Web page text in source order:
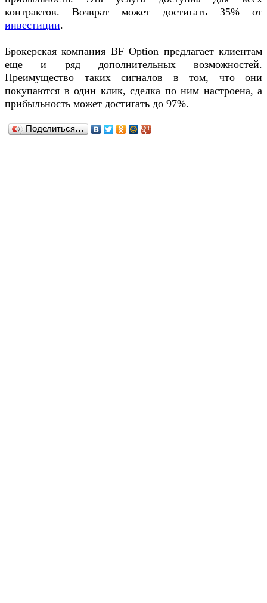
контрактов. Возврат может достигать 35% от
инвестиции.
Брокерская компания BF Option предлагает клиентам
еще и ряд дополнительных возможностей.
Преимущество таких сигналов в том, что они
покупаются в один клик, сделка по ним настроена, а
прибыльность может достигать до 97%.
Поделиться…